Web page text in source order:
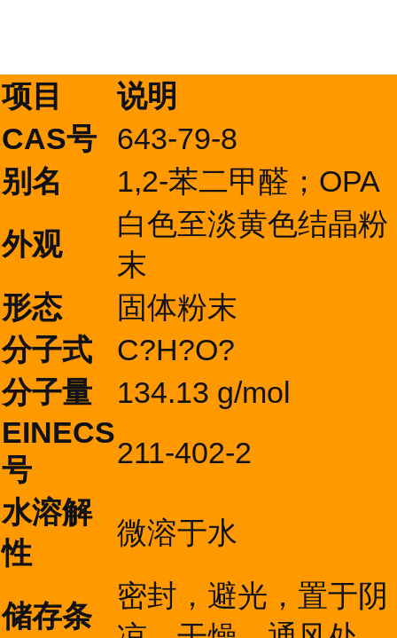
项目
说明
CAS号
643-79-8
别名
1,2-苯二甲醛；OPA
外观
白色至淡黄色结晶粉
末
形态
固体粉末
分子式
C?H?O?
分子量
134.13 g/mol
EINECS
号
211-402-2
水溶解
性
微溶于水
储存条
密封，避光，置于阴